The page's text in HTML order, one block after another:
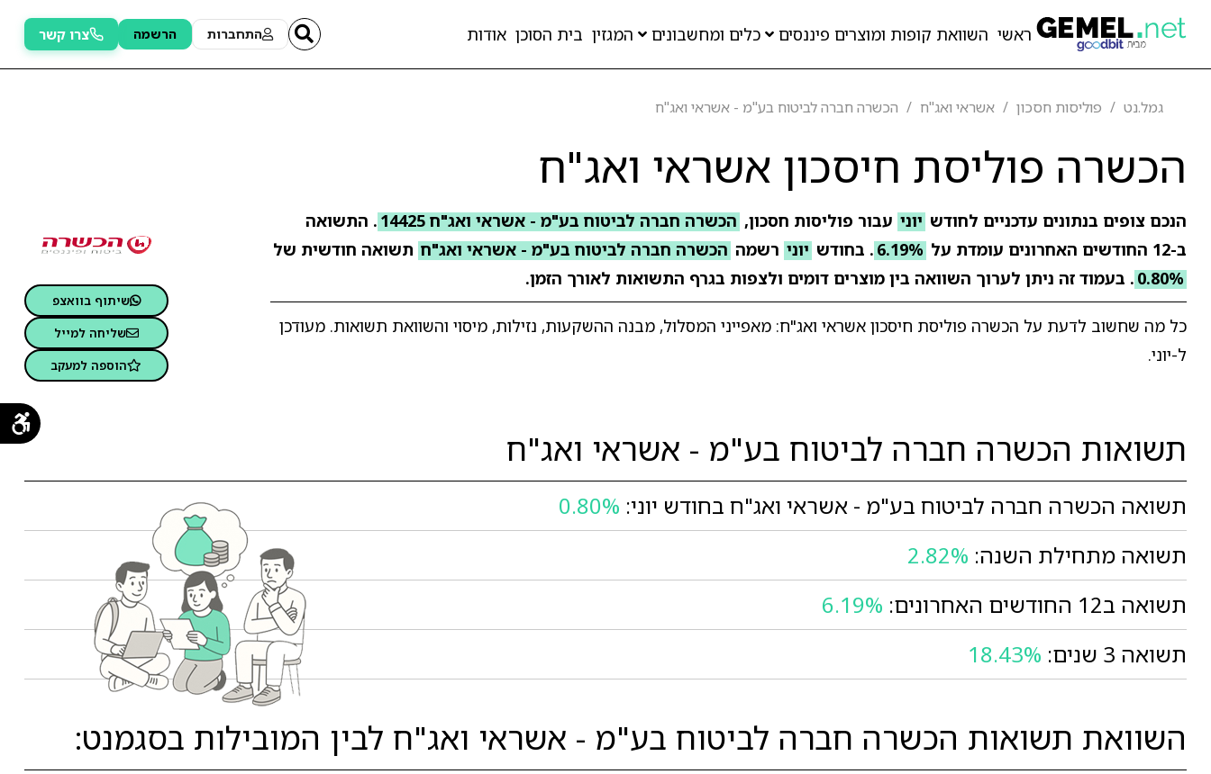
ראשי השוואת קופות ומוצרים פיננסים כלים ומחשבונים המגזין בית הסוכן אודות התחברות הרשמה צרו קשר
גמל.נט פוליסות חסכון אשראי ואג"ח הכשרה חברה לביטוח בע"מ - אשראי ואג"ח
הכשרה פוליסת חיסכון אשראי ואג"ח
הנכם צופים בנתונים עדכניים לחודש יוני עבור פוליסות חסכון, הכשרה חברה לביטוח בע"מ - אשראי ואג"ח 14425
. התשואה
ב-12 החודשים האחרונים עומדת על
6.19% . בחודש יוני רשמה הכשרה חברה לביטוח בע"מ - אשראי ואג"ח תשואה חודשית של
0.80% . בעמוד זה ניתן לערוך השוואה בין מוצרים דומים ולצפות בגרף התשואות לאורך הזמן.
כל מה שחשוב לדעת על הכשרה פוליסת חיסכון אשראי ואג"ח: מאפייני המסלול, מבנה ההשקעות, נזילות, מיסוי והשוואת תשואות. מעודכן
ל-יוני.
שיתוף בוואצפ
שליחה למייל
הוספה למעקב
תשואות הכשרה חברה לביטוח בע"מ - אשראי ואג"ח
תשואה הכשרה חברה לביטוח בע"מ - אשראי ואג"ח בחודש יוני: 0.80%
תשואה מתחילת השנה: 2.82%
תשואה ב12 החודשים האחרונים:
6.19%
תשואה 3 שנים:
18.43%
השוואת תשואות הכשרה חברה לביטוח בע"מ - אשראי ואג"ח לבין המובילות בסגמנט: